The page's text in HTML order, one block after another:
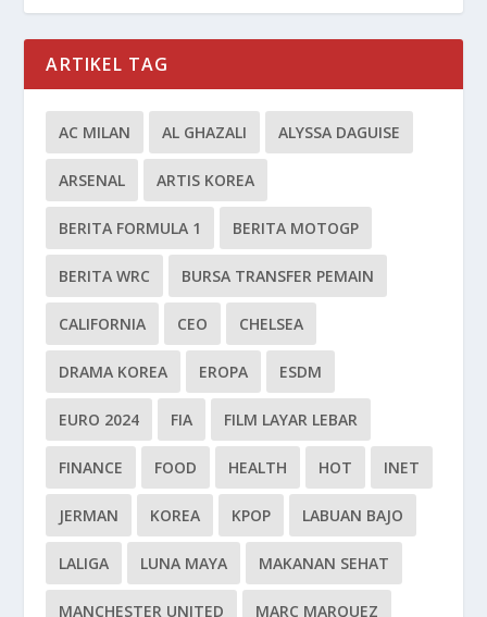
ARTIKEL TAG
AC MILAN AL GHAZALI ALYSSA DAGUISE
ARSENAL ARTIS KOREA
BERITA FORMULA 1 BERITA MOTOGP
BERITA WRC BURSA TRANSFER PEMAIN
CALIFORNIA CEO CHELSEA
DRAMA KOREA EROPA ESDM
EURO 2024 FIA FILM LAYAR LEBAR
FINANCE FOOD HEALTH HOT INET
JERMAN KOREA KPOP LABUAN BAJO
LALIGA LUNA MAYA MAKANAN SEHAT
MANCHESTER UNITED MARC MARQUEZ